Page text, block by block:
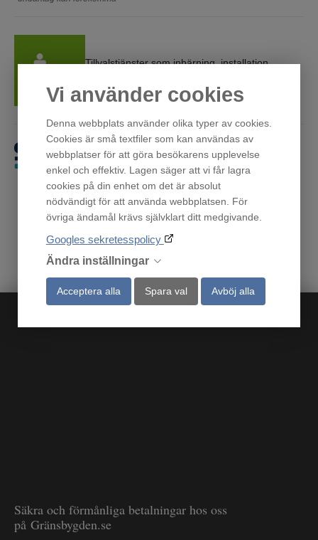
Vi använder cookies
Denna webbplats använder olika typer av cookies.
Cookies är små textfiler som kan användas av
webbplatser för att göra besökarens upplevelse
enkel och effektiv. Lagen säger att vi får lagra
cookies på din enhet om det är absolut
nödvändigt för att använda webbplatsen. För
övriga ändamål krävs självklart ditt medgivande.
Googles sekretesspolicy
Ändra inställningar
Acceptera alla Spara val Avböj alla
Tillvalstjänster som inbärning, installation,
Få först. Betala sen.
Säkra och förmånliga betalningar hos oss
på Gränsbygden.se